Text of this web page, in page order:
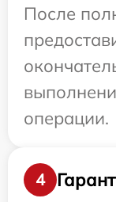
После
операции.
4